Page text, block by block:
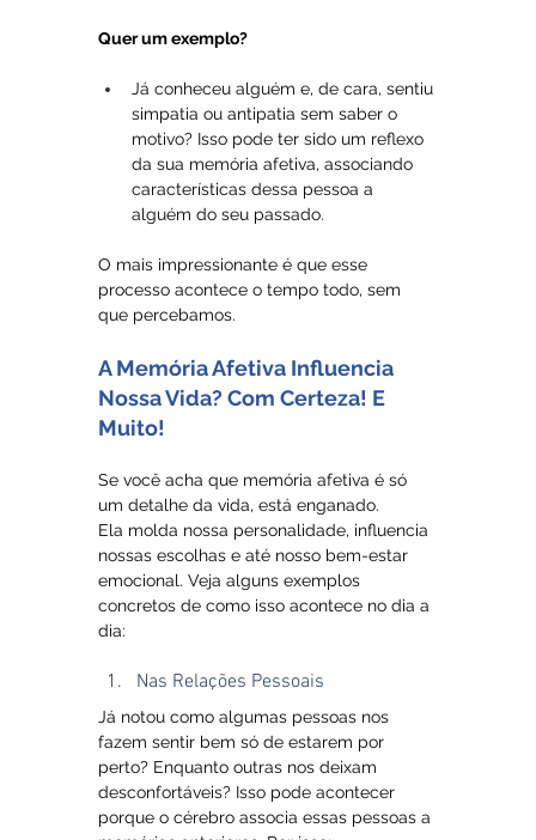
Quer um exemplo?
Já conheceu alguém e, de cara, sentiu
simpatia ou antipatia sem saber o
motivo? Isso pode ter sido um reflexo
da sua memória afetiva, associando
características dessa pessoa a
alguém do seu passado.
O mais impressionante é que esse
processo acontece o tempo todo, sem
que percebamos.
A Memória Afetiva Influencia
Nossa Vida? Com Certeza! E
Muito!
Se você acha que memória afetiva é só
um detalhe da vida, está enganado.
Ela molda nossa personalidade, influencia
nossas escolhas e até nosso bem-estar
emocional. Veja alguns exemplos
concretos de como isso acontece no dia a
dia:
Nas Relações Pessoais
Já notou como algumas pessoas nos
fazem sentir bem só de estarem por
perto? Enquanto outras nos deixam
desconfortáveis? Isso pode acontecer
porque o cérebro associa essas pessoas a